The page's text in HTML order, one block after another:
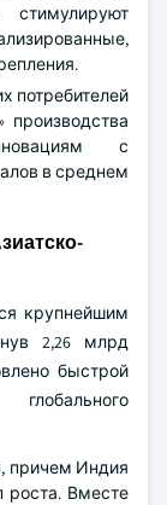
потребителей
производства
с
в среднем
крупнейшим
2,26 млрд
быстрой
причем Индия
Вместе